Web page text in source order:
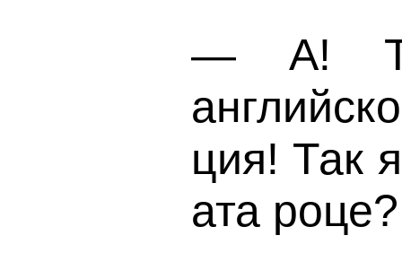
— А!
ция! Так
ата